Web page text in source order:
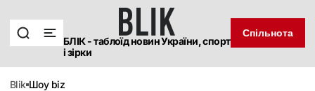
БЛІК - таблоїд новин України, спорт
і зірки
Спільнота
blik шоу biz